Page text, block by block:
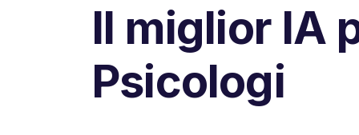
Il miglior IA
Psicologi